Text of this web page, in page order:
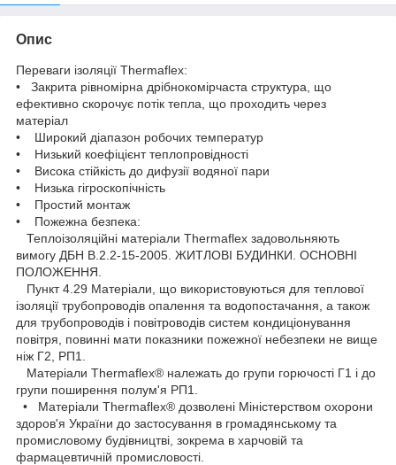
Опис
Переваги ізоляції Thermaflex:
• Закрита рівномірна дрібнокомірчаста структура, що
ефективно скорочує потік тепла, що проходить через
матеріал
• Широкий діапазон робочих температур
• Низький коефіцієнт теплопровідності
• Висока стійкість до дифузії водяної пари
• Низька гігроскопічність
• Простий монтаж
• Пожежна безпека:
Теплоізоляційні матеріали Thermaflex задовольняють
вимогу ДБН В.2.2-15-2005. ЖИТЛОВІ БУДИНКИ. ОСНОВНІ
ПОЛОЖЕННЯ.
Пункт 4.29 Матеріали, що використовуються для теплової
ізоляції трубопроводів опалення та водопостачання, а також
для трубопроводів і повітроводів систем кондиціонування
повітря, повинні мати показники пожежної небезпеки не вище
ніж Г2, РП1.
Матеріали Thermaflex® належать до групи горючості Г1 і до
групи поширення полум'я РП1.
• Матеріали Thermaflex® дозволені Міністерством охорони
здоров'я України до застосування в громадянському та
промисловому будівництві, зокрема в харчовій та
фармацевтичній промисловості.